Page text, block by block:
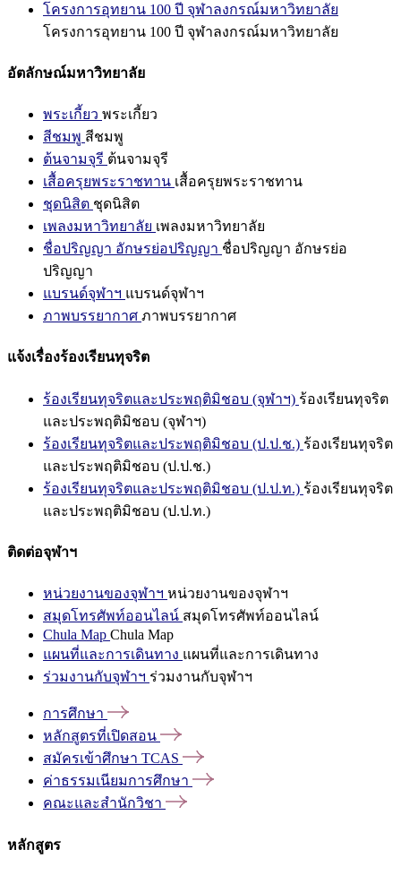
โครงการอุทยาน 100 ปี จุฬาลงกรณ์มหาวิทยาลัย
โครงการอุทยาน 100 ปี จุฬาลงกรณ์มหาวิทยาลัย
อัตลักษณ์มหาวิทยาลัย
พระเกี้ยว พระเกี้ยว
สีชมพู สีชมพู
ต้นจามจุรี ต้นจามจุรี
เสื้อครุยพระราชทาน เสื้อครุยพระราชทาน
ชุดนิสิต ชุดนิสิต
เพลงมหาวิทยาลัย เพลงมหาวิทยาลัย
ชื่อปริญญา อักษรย่อปริญญา ชื่อปริญญา อักษรย่อ
ปริญญา
แบรนด์จุฬาฯ แบรนด์จุฬาฯ
ภาพบรรยากาศ ภาพบรรยากาศ
แจ้งเรื่องร้องเรียนทุจริต
ร้องเรียนทุจริตและประพฤติมิชอบ (จุฬาฯ) ร้องเรียนทุจริต
และประพฤติมิชอบ (จุฬาฯ)
ร้องเรียนทุจริตและประพฤติมิชอบ (ป.ป.ช.) ร้องเรียนทุจริต
และประพฤติมิชอบ (ป.ป.ช.)
ร้องเรียนทุจริตและประพฤติมิชอบ (ป.ป.ท.) ร้องเรียนทุจริต
และประพฤติมิชอบ (ป.ป.ท.)
ติดต่อจุฬาฯ
หน่วยงานของจุฬาฯ หน่วยงานของจุฬาฯ
สมุดโทรศัพท์ออนไลน์ สมุดโทรศัพท์ออนไลน์
Chula Map Chula Map
แผนที่และการเดินทาง แผนที่และการเดินทาง
ร่วมงานกับจุฬาฯ ร่วมงานกับจุฬาฯ
การศึกษา
หลักสูตรที่เปิดสอน
สมัครเข้าศึกษา TCAS
ค่าธรรมเนียมการศึกษา
คณะและสำนักวิชา
หลักสูตร